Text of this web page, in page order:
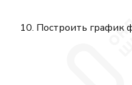
Построить график